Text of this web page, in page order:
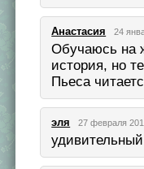
Анастасия 24
Обучаюсь на
история, но
Пьеса
эля 27 февраля